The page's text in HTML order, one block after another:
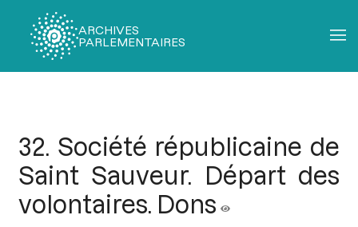
ARCHIVES
PARLEMENTAIRES
32. Société républicaine de
Saint Sauveur. Départ des
volontaires. Dons